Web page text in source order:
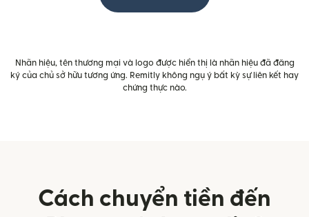
Nhãn hiệu, tên thương mại và logo được hiển thị là nhãn hiệu đã đăng
ký của chủ sở hữu tương ứng. Remitly không ngụ ý bất kỳ sự liên kết hay
chứng thực nào.
Cách chuyển tiền đến